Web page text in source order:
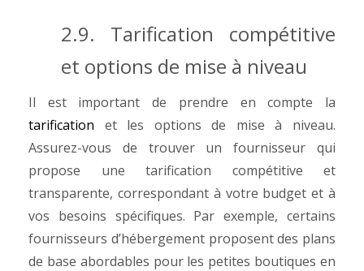
2.9. Tarification compétitive
et options de mise à niveau
Il est important de prendre en compte la
tarification et les options de mise à niveau.
Assurez-vous de trouver un fournisseur qui
propose une tarification compétitive et
transparente, correspondant à votre budget et à
vos besoins spécifiques. Par exemple, certains
fournisseurs d’hébergement proposent des plans
de base abordables pour les petites boutiques en